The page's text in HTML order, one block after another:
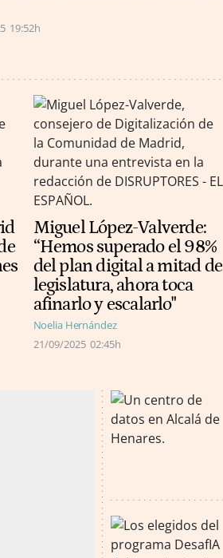
19:52h
Miguel López-Valverde:
“Hemos superado el 98%
del plan digital a mitad de
legislatura, ahora toca
afinarlo y escalarlo"
Noelia Hernández
21/09/2025 02:45h